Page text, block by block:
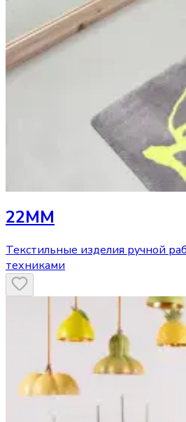
22MM
Текстильные изделия ручной
техниками